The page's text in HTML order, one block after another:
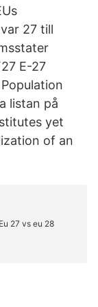
27 till
E-27
listan på
yet
of an